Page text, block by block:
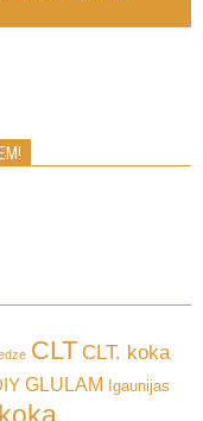
CLT CLT. koka
GLULAM Igaunijas